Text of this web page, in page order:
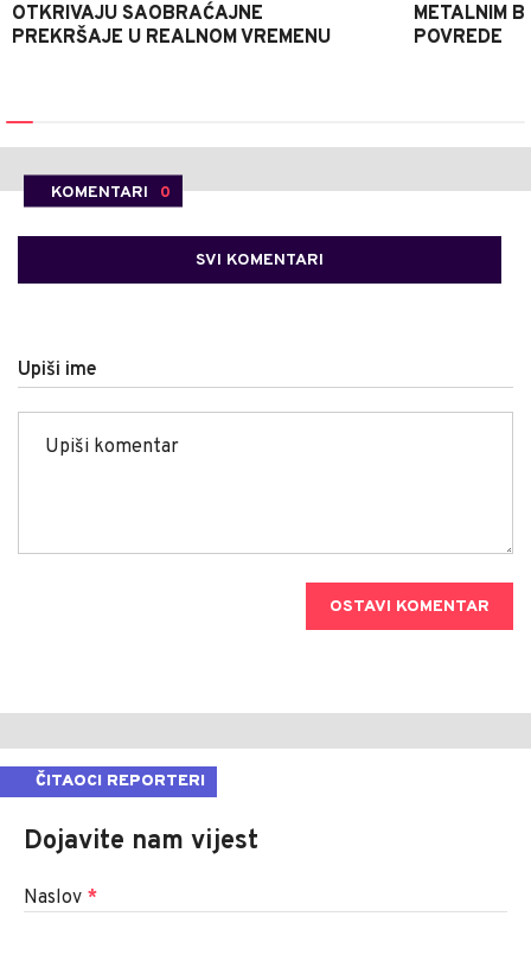
OTKRIVAJU SAOBRAĆAJNE
PREKRŠAJE U REALNOM VREMENU
METALNIM
POVREDE
KOMENTARI 0
SVI KOMENTARI
Upiši ime
OSTAVI KOMENTAR
ČITAOCI REPORTERI
Dojavite nam vijest
Naslov *